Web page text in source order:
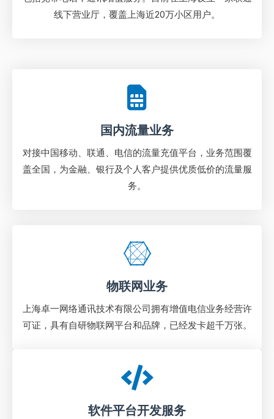
线下营业厅，覆盖上海近20万小区用户。
国内流量业务
对接中国移动、联通、电信的流量充值平台，业务范围覆
盖全国，为金融、银行及个人客户提供优质低价的流量服
务。
物联网业务
上海卓一网络通讯技术有限公司拥有增值电信业务经营许
可证，具有自研物联网平台和品牌，已经发卡超千万张。
软件平台开发服务